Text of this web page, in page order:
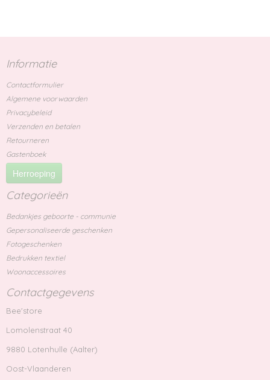
Informatie
Contactformulier
Algemene voorwaarden
Privacybeleid
Verzenden en betalen
Retourneren
Gastenboek
Herroeping
Categorieën
Bedankjes geboorte - communie
Gepersonaliseerde geschenken
Fotogeschenken
Bedrukken textiel
Woonaccessoires
Contactgegevens
Bee'store
Lomolenstraat 40
9880 Lotenhulle (Aalter)
Oost-Vlaanderen